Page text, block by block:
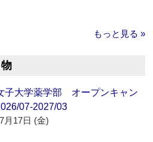
もっと見る »
子大学薬学部 オープンキャン
07-2027/03
月17日 (金)